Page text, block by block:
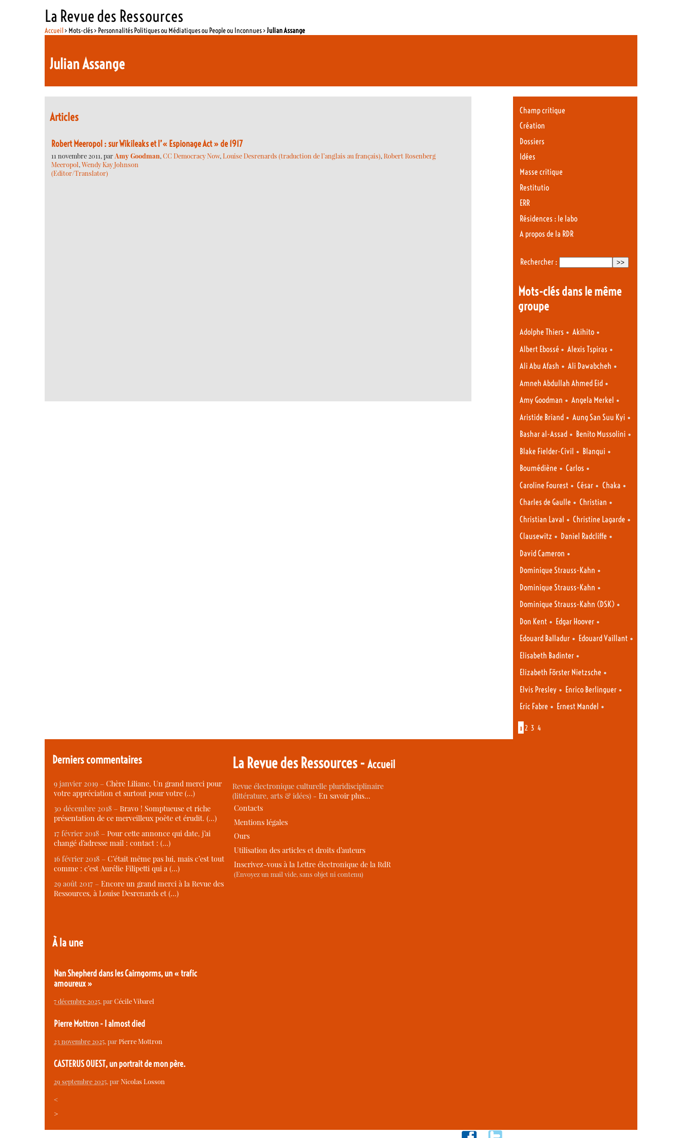
La Revue des Ressources
Accueil> Mots-clés > Personnalités Politiques ou Médiatiques ou People ou Inconnues >Julian Assange
Julian Assange
Articles
Robert Meeropol : sur Wikileaks et l’« Espionage Act » de 1917
11 novembre 2011, parAmy Goodman, CC Democracy Now, Louise Desrenards (traduction de l’anglais au français), Robert Rosenberg
Meeropol, Wendy Kay Johnson
(Editor/Translator)
Champ critique
Création
Dossiers
Idées
Masse critique
Restitutio
ERR
Résidences : le labo
A propos de la RDR
Rechercher :
Mots-clés dans le même
groupe
Adolphe Thiers • Akihito •
Albert Ebossé • Alexis Tspiras •
Ali Abu Afash • Ali Dawabcheh •
Amneh Abdullah Ahmed Eid •
Amy Goodman • Angela Merkel •
Aristide Briand • Aung San Suu Kyi •
Bashar al-Assad • Benito Mussolini •
Blake Fielder-Civil • Blanqui •
Boumédiène • Carlos •
Caroline Fourest • César • Chaka •
Charles de Gaulle • Christian •
Christian Laval • Christine Lagarde •
Clausewitz • Daniel Radcliffe •
David Cameron •
Dominique Strauss-Kahn •
Dominique Strauss-Kahn •
Dominique Strauss-Kahn (DSK) •
Don Kent • Edgar Hoover •
Edouard Balladur • Edouard Vaillant •
Elisabeth Badinter •
Elizabeth Förster Nietzsche •
Elvis Presley • Enrico Berlinguer •
Eric Fabre • Ernest Mandel •
1 2 3 4
Derniers commentaires
9 janvier 2019 – Chère Liliane, Un grand merci pour
votre appréciation et surtout pour votre (…)
30 décembre 2018 – Bravo ! Somptueuse et riche
présentation de ce merveilleux poète et érudit. (…)
17 février 2018 – Pour cette annonce qui date, j’ai
changé d’adresse mail : contact : (…)
16 février 2018 – C’était même pas lui, mais c’est tout
comme : c’est Aurélie Filipetti qui a (…)
29 août 2017 – Encore un grand merci à la Revue des
Ressources, à Louise Desrenards et (…)
À la une
Nan Shepherd dans les Cairngorms, un « trafic
amoureux »
7 décembre 2025, parCécile Vibarel
Pierre Mottron - I almost died
23 novembre 2025, parPierre Mottron
CASTERUS OUEST, un portrait de mon père.
29 septembre 2025, parNicolas Losson
<
>
La Revue des Ressources -Accueil
Revue électronique culturelle pluridisciplinaire
(littérature, arts & idées) -En savoir plus…
Contacts
Mentions légales
Ours
Utilisation des articles et droits d’auteurs
Inscrivez-vous à la Lettre électronique de la RdR
(Envoyez un mail vide, sans objet ni contenu)